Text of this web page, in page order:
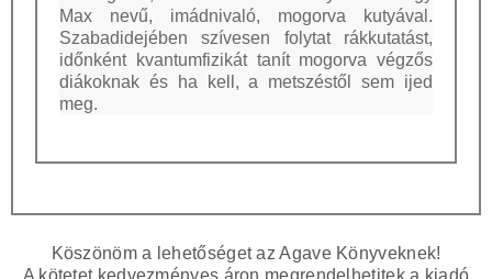
Max nevű, imádnivaló, mogorva kutyával.
Szabadidejében szívesen folytat rákkutatást,
időnként kvantumfizikát tanít mogorva végzős
diákoknak és ha kell, a metszéstől sem ijed
meg.
Köszönöm a lehetőséget az Agave Könyveknek!
A kötetet kedvezményes áron megrendelhetitek a kiadó